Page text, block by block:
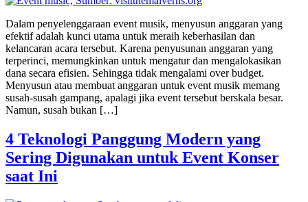
Dalam penyelenggaraan event musik, menyusun anggaran yang
efektif adalah kunci utama untuk meraih keberhasilan dan
kelancaran acara tersebut. Karena penyusunan anggaran yang
terperinci, memungkinkan untuk mengatur dan mengalokasikan
dana secara efisien. Sehingga tidak mengalami over budget.
Menyusun atau membuat anggaran untuk event musik memang
susah-susah gampang, apalagi jika event tersebut berskala besar.
Namun, susah bukan […]
4 Teknologi Panggung Modern yang
Sering Digunakan untuk Event Konser
saat Ini